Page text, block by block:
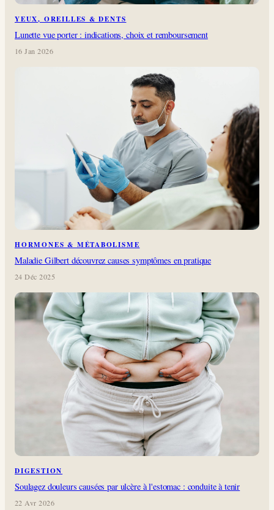
YEUX, OREILLES & DENTS
Lunette vue porter : indications, choix et remboursement
16 Jan 2026
HORMONES & MÉTABOLISME
Maladie Gilbert découvrez causes symptômes en pratique
24 Déc 2025
DIGESTION
Soulagez douleurs causées par ulcère à l'estomac : conduite à tenir
22 Avr 2026